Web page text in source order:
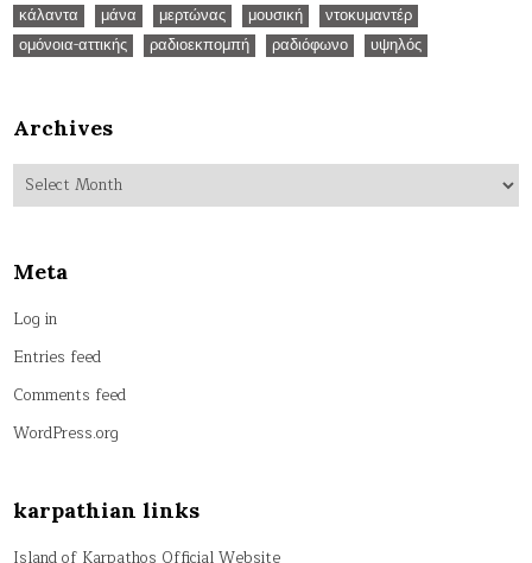
κάλαντα
μάνα μερτώνας μουσική
ντοκυμαντέρ
ομόνοια-αττικής
ραδιοεκπομπή ραδιόφωνο υψηλός
Archives
Archives
Meta
Log in
Entries feed
Comments feed
WordPress.org
karpathian links